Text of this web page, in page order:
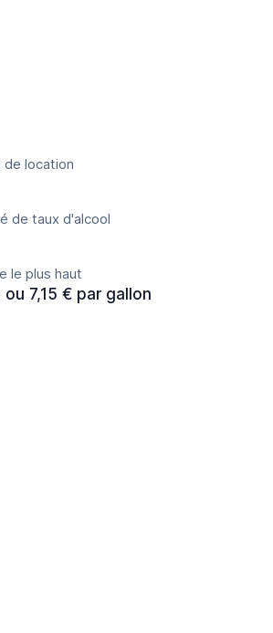
de location
de taux d'alcool
le plus haut
ou 7,15 € par gallon